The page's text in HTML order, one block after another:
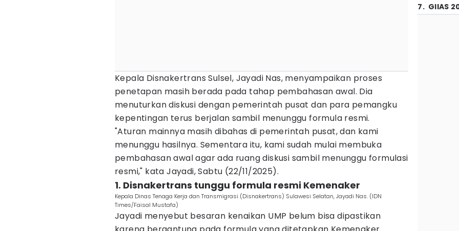
Kepala Disnakertrans Sulsel, Jayadi Nas, menyampaikan proses
penetapan masih berada pada tahap pembahasan awal. Dia
menuturkan diskusi dengan pemerintah pusat dan para pemangku
kepentingan terus berjalan sambil menunggu formula resmi.
"Aturan mainnya masih dibahas di pemerintah pusat, dan kami
menunggu hasilnya. Sementara itu, kami sudah mulai membuka
pembahasan awal agar ada ruang diskusi sambil menunggu formulasi
resmi," kata Jayadi, Sabtu (22/11/2025).
1. Disnakertrans tunggu formula resmi Kemenaker
Kepala Dinas Tenaga Kerja dan Transmigrasi (Disnakertrans) Sulawesi Selatan, Jayadi Nas. (IDN
Times/Faisal Mustafa)
Jayadi menyebut besaran kenaikan UMP belum bisa dipastikan
7. GIIAS